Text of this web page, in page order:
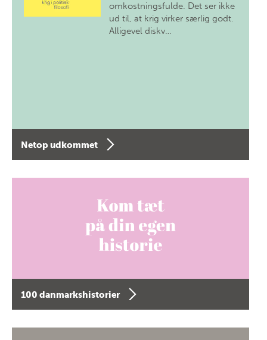
omkostningsfulde. Det ser ikke
ud til, at krig virker særlig godt.
Alligevel diskv…
Netop udkommet
100 danmarkshistorier